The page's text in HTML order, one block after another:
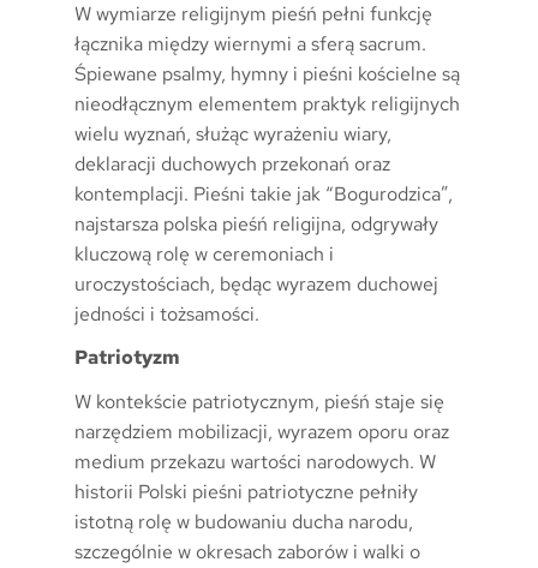
W wymiarze religijnym pieśń pełni funkcję
łącznika między wiernymi a sferą sacrum.
Śpiewane psalmy, hymny i pieśni kościelne są
nieodłącznym elementem praktyk religijnych
wielu wyznań, służąc wyrażeniu wiary,
deklaracji duchowych przekonań oraz
kontemplacji. Pieśni takie jak “Bogurodzica”,
najstarsza polska pieśń religijna, odgrywały
kluczową rolę w ceremoniach i
uroczystościach, będąc wyrazem duchowej
jedności i tożsamości.
Patriotyzm
W kontekście patriotycznym, pieśń staje się
narzędziem mobilizacji, wyrazem oporu oraz
medium przekazu wartości narodowych. W
historii Polski pieśni patriotyczne pełniły
istotną rolę w budowaniu ducha narodu,
szczególnie w okresach zaborów i walki o